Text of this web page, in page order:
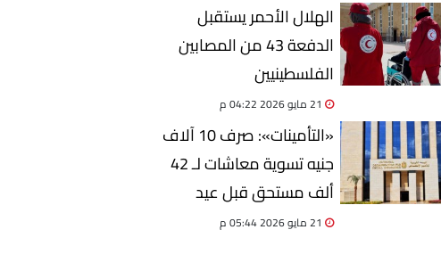
الهلال الأحمر يستقبل
الدفعة 43 من المصابين
الفلسطينيين
«التأمينات»: صرف 10 آلاف
جنيه تسوية معاشات لـ 42
ألف مستحق قبل عيد
الأضحى